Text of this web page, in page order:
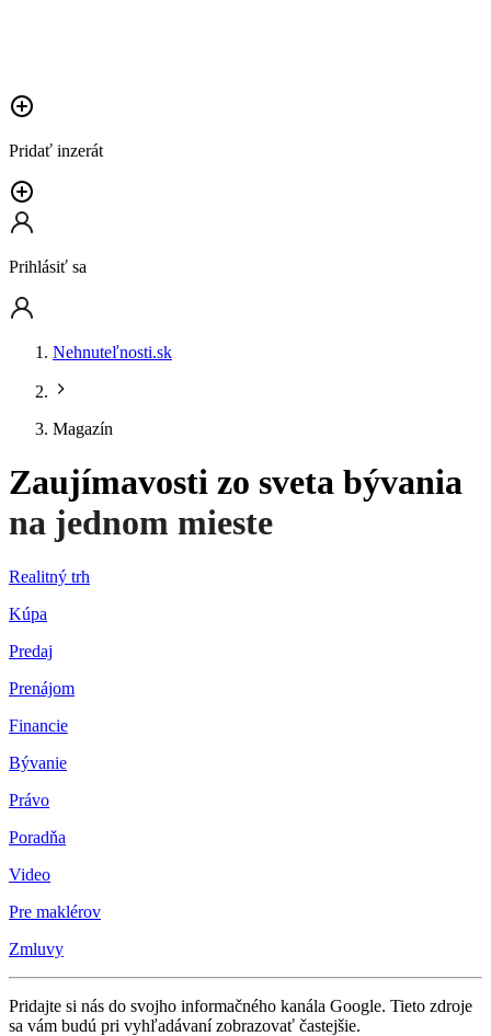
Pridať inzerát
Prihlásiť sa
Nehnuteľnosti.sk
Magazín
Zaujímavosti zo sveta bývania
na jednom mieste
Realitný trh
Kúpa
Predaj
Prenájom
Financie
Bývanie
Právo
Poradňa
Video
Pre maklérov
Zmluvy
Pridajte si nás do svojho informačného kanála Google. Tieto zdroje
sa vám budú pri vyhľadávaní zobrazovať častejšie.